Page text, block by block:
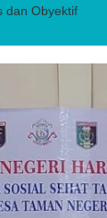
dan Obyektif